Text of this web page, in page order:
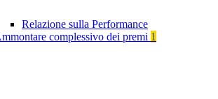
Relazione sulla Performance
complessivo dei premi 1